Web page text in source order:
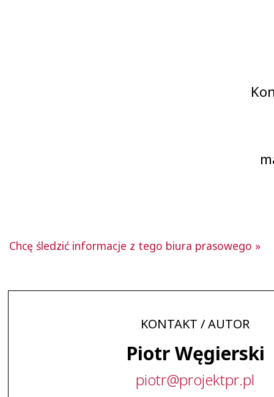
Chcę śledzić informacje z tego biura prasowego »
KONTAKT / AUTOR
Piotr Węgierski
piotr@projektpr.pl